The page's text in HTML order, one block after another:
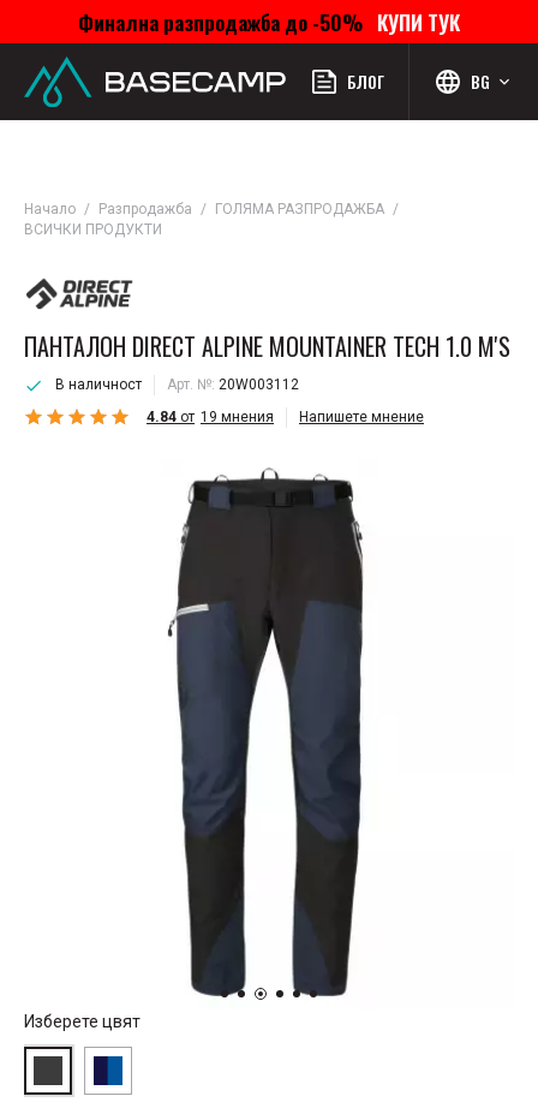
Финална разпродажба до -50% КУПИ ТУК
БЛОГ BG
Начало Разпродажба
ГОЛЯМА РАЗПРОДАЖБА
ВСИЧКИ ПРОДУКТИ
ПАНТАЛОН DIRECT ALPINE MOUNTAINER TECH 1.0 M'S
В наличност Арт. №: 20W003112
4.84 от 19 мнения Напишете мнение
Изберете цвят